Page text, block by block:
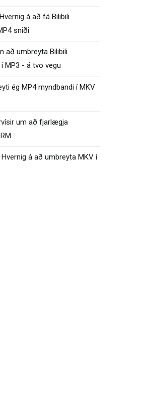
á að fá Bilibili
sniði
að umbreyta Bilibili
MP3 - á tvo vegu
ég MP4 myndbandi í MKV
um að fjarlægja
á að umbreyta MKV í